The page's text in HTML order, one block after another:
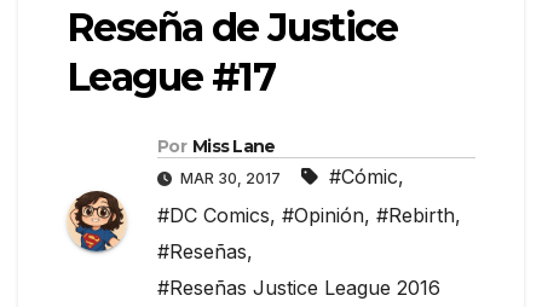
Reseña de Justice
League #17
Por Miss Lane
MAR 30, 2017 #Cómic,
#DC Comics, #Opinión, #Rebirth,
#Reseñas,
#Reseñas Justice League 2016